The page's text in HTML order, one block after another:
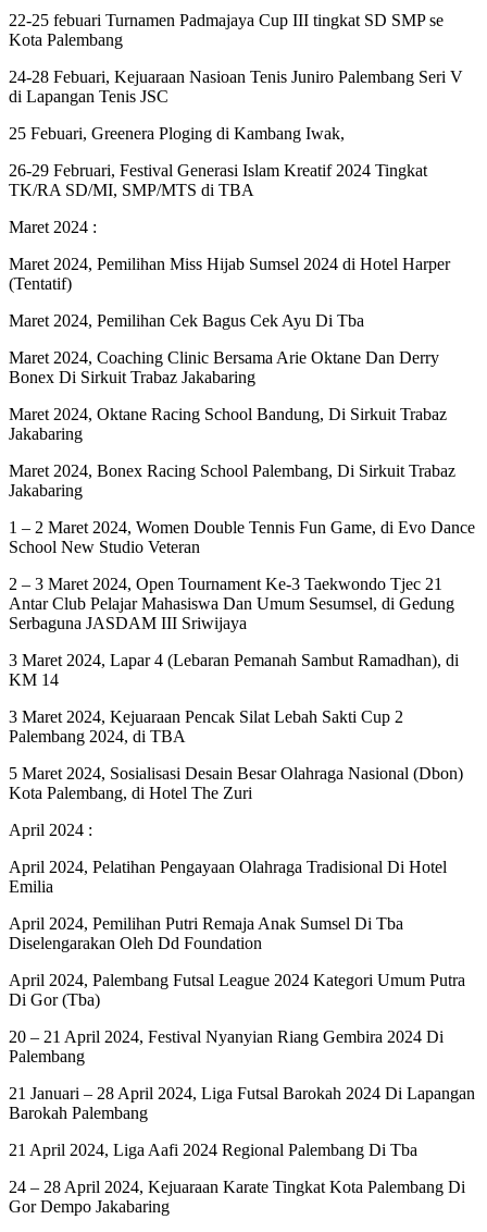
22-25 febuari Turnamen Padmajaya Cup III tingkat SD SMP se
Kota Palembang
24-28 Febuari, Kejuaraan Nasioan Tenis Juniro Palembang Seri V
di Lapangan Tenis JSC
25 Febuari, Greenera Ploging di Kambang Iwak,
26-29 Februari, Festival Generasi Islam Kreatif 2024 Tingkat
TK/RA SD/MI, SMP/MTS di TBA
Maret 2024 :
Maret 2024, Pemilihan Miss Hijab Sumsel 2024 di Hotel Harper
(Tentatif)
Maret 2024, Pemilihan Cek Bagus Cek Ayu Di Tba
Maret 2024, Coaching Clinic Bersama Arie Oktane Dan Derry
Bonex Di Sirkuit Trabaz Jakabaring
Maret 2024, Oktane Racing School Bandung, Di Sirkuit Trabaz
Jakabaring
Maret 2024, Bonex Racing School Palembang, Di Sirkuit Trabaz
Jakabaring
1 – 2 Maret 2024, Women Double Tennis Fun Game, di Evo Dance
School New Studio Veteran
2 – 3 Maret 2024, Open Tournament Ke-3 Taekwondo Tjec 21
Antar Club Pelajar Mahasiswa Dan Umum Sesumsel, di Gedung
Serbaguna JASDAM III Sriwijaya
3 Maret 2024, Lapar 4 (Lebaran Pemanah Sambut Ramadhan), di
KM 14
3 Maret 2024, Kejuaraan Pencak Silat Lebah Sakti Cup 2
Palembang 2024, di TBA
5 Maret 2024, Sosialisasi Desain Besar Olahraga Nasional (Dbon)
Kota Palembang, di Hotel The Zuri
April 2024 :
April 2024, Pelatihan Pengayaan Olahraga Tradisional Di Hotel
Emilia
April 2024, Pemilihan Putri Remaja Anak Sumsel Di Tba
Diselengarakan Oleh Dd Foundation
April 2024, Palembang Futsal League 2024 Kategori Umum Putra
Di Gor (Tba)
20 – 21 April 2024, Festival Nyanyian Riang Gembira 2024 Di
Palembang
21 Januari – 28 April 2024, Liga Futsal Barokah 2024 Di Lapangan
Barokah Palembang
21 April 2024, Liga Aafi 2024 Regional Palembang Di Tba
24 – 28 April 2024, Kejuaraan Karate Tingkat Kota Palembang Di
Gor Dempo Jakabaring